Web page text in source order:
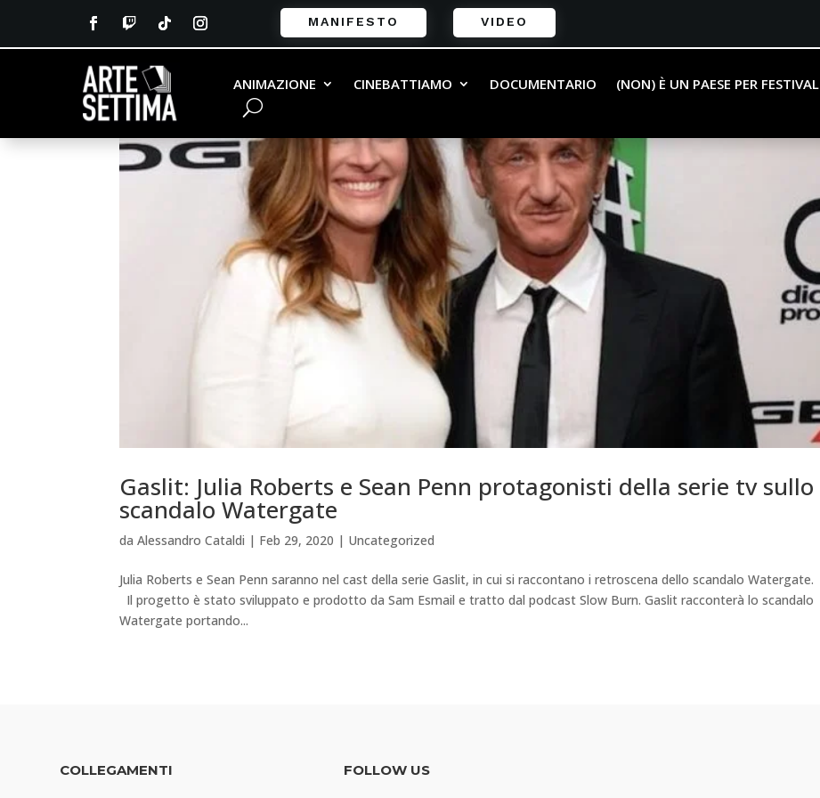
MANIFESTO VIDEO
ANIMAZIONE CINEBATTIAMO DOCUMENTARIO (NON) È UN PAESE PER FESTIVAL
Gaslit: Julia Roberts e Sean Penn protagonisti della serie tv sullo
scandalo Watergate
daAlessandro Cataldi | Feb 29, 2020 | Uncategorized
Julia Roberts e Sean Penn saranno nel cast della serie Gaslit, in cui si raccontano i retroscena dello scandalo Watergate.
Il progetto è stato sviluppato e prodotto da Sam Esmail e tratto dal podcast Slow Burn. Gaslit racconterà lo scandalo
Watergate portando...
COLLEGAMENTI FOLLOW US